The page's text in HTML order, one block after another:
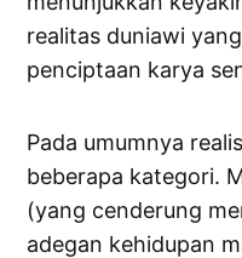
realitas duniawi
penciptaan karya
Pada umumnya
beberapa kategori.
(yang cenderung
adegan kehidupan